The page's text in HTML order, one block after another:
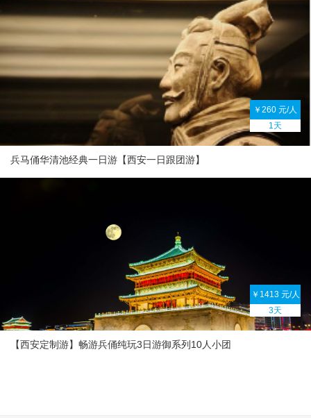
￥260 元/人
1天
兵马俑华清池经典一日游【西安一日跟团游】
￥1413 元/人
3天
【西安定制游】畅游兵俑纯玩3日游御系列10人小团